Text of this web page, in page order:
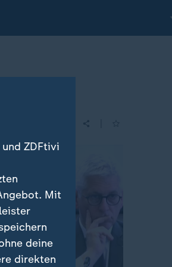
ZDFtivi
Mit
deine
direkten